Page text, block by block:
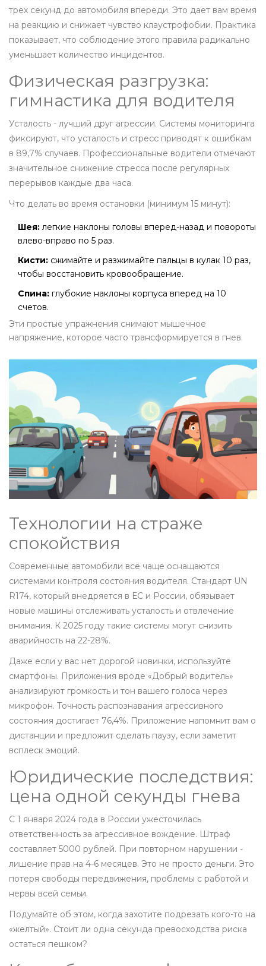
трех секунд до автомобиля впереди. Это дает вам время
на реакцию и снижает чувство клаустрофобии. Практика
показывает, что соблюдение этого правила радикально
уменьшает количество инцидентов.
Физическая разгрузка:
гимнастика для водителя
Усталость - лучший друг агрессии. Системы мониторинга
фиксируют, что усталость и стресс приводят к ошибкам
в 89,7% случаев. Профессиональные водители отмечают
значительное снижение стресса после регулярных
перерывов каждые два часа.
Что делать во время остановки (минимум 15 минут):
Шея: легкие наклоны головы вперед-назад и повороты
влево-вправо по 5 раз.
Кисти: сжимайте и разжимайте пальцы в кулак 10 раз,
чтобы восстановить кровообращение.
Спина: глубокие наклоны корпуса вперед на 10
счетов.
Эти простые упражнения снимают мышечное
напряжение, которое часто трансформируется в гнев.
Технологии на страже
спокойствия
Современные автомобили всё чаще оснащаются
системами контроля состояния водителя. Стандарт UN
R174, который внедряется в ЕС и России, обязывает
новые машины отслеживать усталость и отвлечение
внимания. К 2025 году такие системы могут снизить
аварийность на 22-28%.
Даже если у вас нет дорогой новинки, используйте
смартфоны. Приложения вроде «Добрый водитель»
анализируют громкость и тон вашего голоса через
микрофон. Точность распознавания агрессивного
состояния достигает 76,4%. Приложение напомнит вам о
дистанции и предложит сделать паузу, если заметит
всплеск эмоций.
Юридические последствия:
цена одной секунды гнева
С 1 января 2024 года в России ужесточилась
ответственность за агрессивное вождение. Штраф
составляет 5000 рублей. При повторном нарушении -
лишение прав на 4-6 месяцев. Это не просто деньги. Это
потеря свободы передвижения, проблемы с работой и
нервы всей семьи.
Подумайте об этом, когда захотите подрезать кого-то на
«желтый». Стоит ли одна секунда превосходства риска
остаться пешком?